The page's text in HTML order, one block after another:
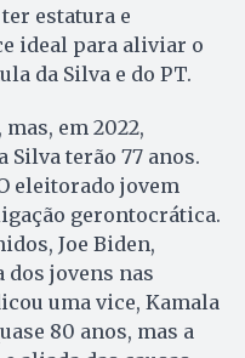
estatura e
ideal para aliviar o
da Silva e do PT.
em 2022,
terão 77 anos.
eleitorado jovem
gerontocrática.
Joe Biden,
dos jovens nas
uma vice, Kamala
80 anos, mas a